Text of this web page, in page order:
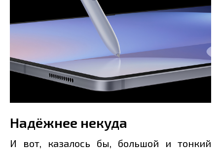
Надёжнее некуда
И вот, казалось бы, большой и тонкий